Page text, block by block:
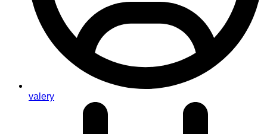
valery